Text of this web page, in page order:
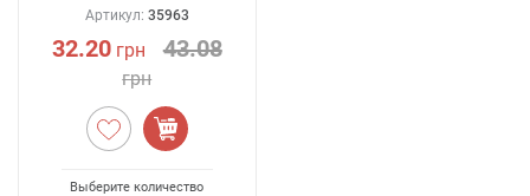
Артикул: 35963
32.20грн 43.08
грн
Выберите количество